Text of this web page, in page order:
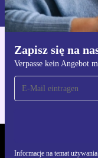
Zapisz się na
Verpasse kein Angebot
Informacje na temat
naszej
Polityce